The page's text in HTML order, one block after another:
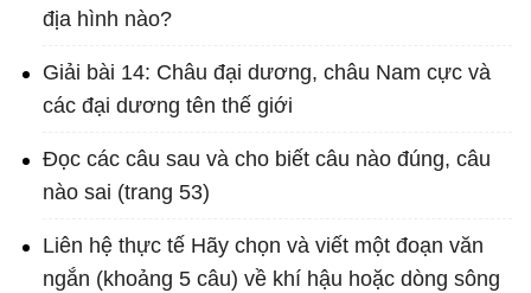
địa hình nào?
Giải bài 14: Châu đại dương, châu Nam cực và
các đại dương tên thế giới
Đọc các câu sau và cho biết câu nào đúng, câu
nào sai (trang 53)
Liên hệ thực tế Hãy chọn và viết một đoạn văn
ngắn (khoảng 5 câu) về khí hậu hoặc dòng sông